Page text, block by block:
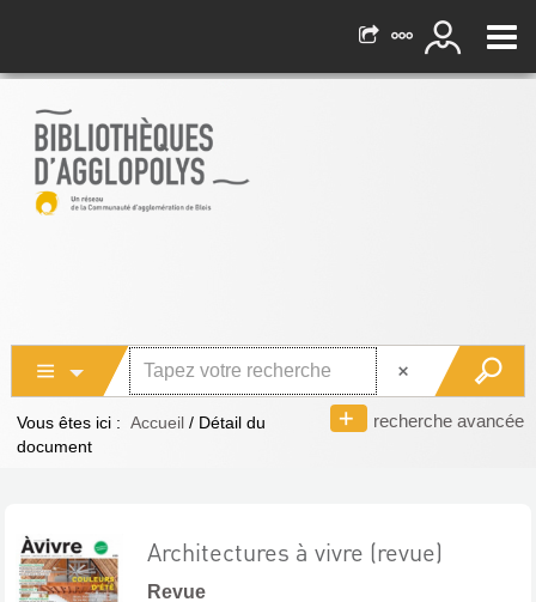
recherche avancée
Vous êtes ici : Accueil / Détail du
document
Architectures à vivre (revue)
Revue